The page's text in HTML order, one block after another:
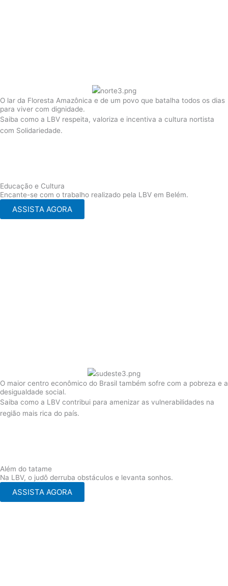
O lar da Floresta Amazônica e de um povo que batalha todos os dias
para viver com dignidade.
Saiba como a LBV respeita, valoriza e incentiva a cultura nortista
com Solidariedade.
Educação e Cultura
Encante-se com o trabalho realizado pela LBV em Belém.
ASSISTA AGORA
O maior centro econômico do Brasil também sofre com a pobreza e a
desigualdade social.
Saiba como a LBV contribui para amenizar as vulnerabilidades na
região mais rica do país.
Além do tatame
Na LBV, o judô derruba obstáculos e levanta sonhos.
ASSISTA AGORA